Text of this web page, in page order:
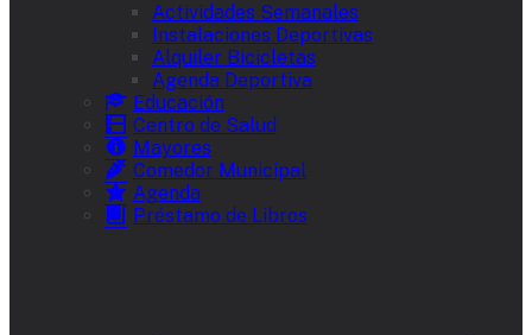
Actividades Semanales
Instalaciones Deportivas
Alquiler Bicicletas
Agenda Deportiva
Educación
Centro de Salud
Mayores
Comedor Municipal
Agenda
Préstamo de Libros